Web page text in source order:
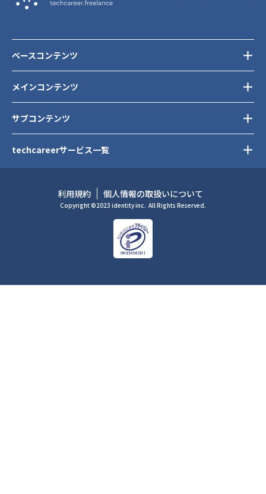
メインコンテンツ
サブコンテンツ
ベースコンテンツ
techcareerサービス一覧
利用規約 個人情報の取扱いについて
Copyright ©2023 identity inc. All Rights Reserved.